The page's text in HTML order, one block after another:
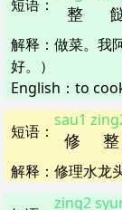
短语 ： 整
解释 ： 做菜。我
好。）
English： to
短语 ： 修
sau1
整
解释 ： 修理水龙
zing2